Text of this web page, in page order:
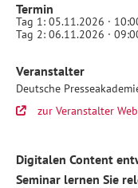
Termin
Tag 1: 05.11.2026 ·
Tag 2: 06.11.2026 ·
PR
mit
Seminar
11-
05
Veranstalter
Deutsche
zur Veranstalter
Digitalen Content
Seminar lernen Sie